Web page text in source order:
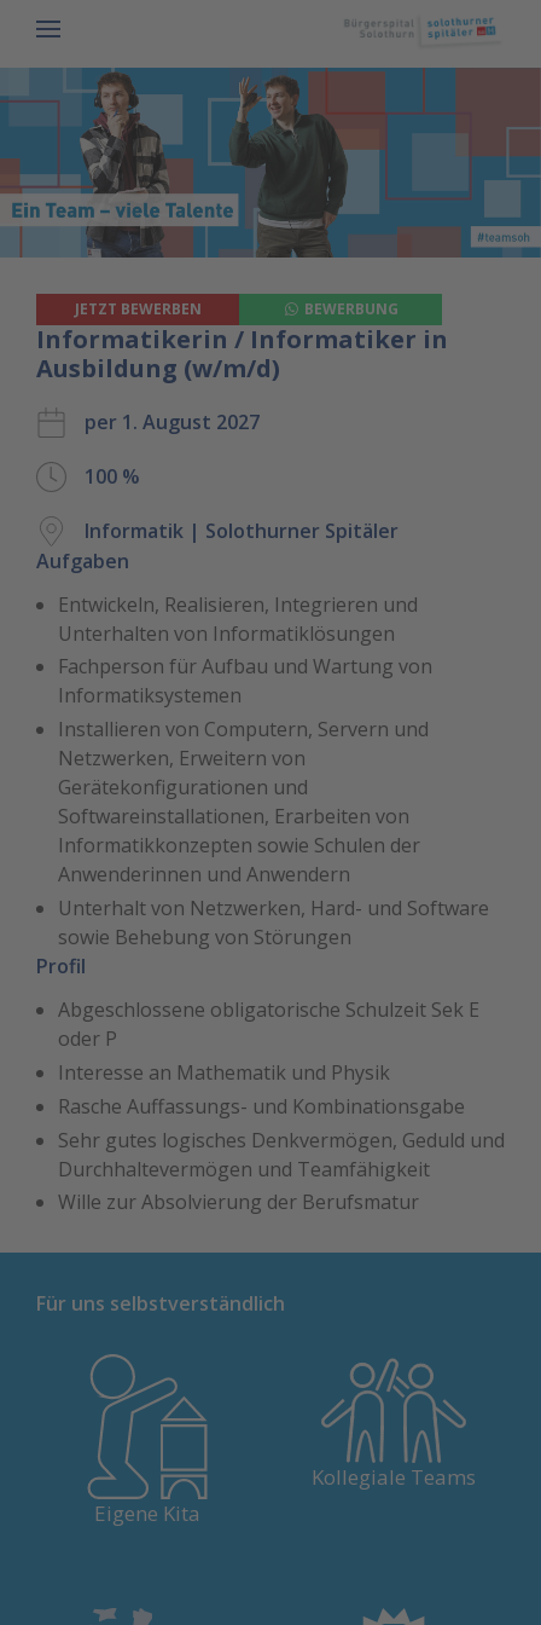
Informatikerin / Informatiker in
Ausbildung (w/m/d)
JETZT BEWERBEN BEWERBUNG
per 1. August 2027
100 %
Informatik | Solothurner Spitäler
Aufgaben
Entwickeln, Realisieren, Integrieren und
Unterhalten von Informatiklösungen
Fachperson für Aufbau und Wartung von
Informatiksystemen
Installieren von Computern, Servern und
Netzwerken, Erweitern von
Gerätekonfigurationen und
Softwareinstallationen, Erarbeiten von
Informatikkonzepten sowie Schulen der
Anwenderinnen und Anwendern
Unterhalt von Netzwerken, Hard- und Software
sowie Behebung von Störungen
Profil
Abgeschlossene obligatorische Schulzeit Sek E
oder P
Interesse an Mathematik und Physik
Rasche Auffassungs- und Kombinationsgabe
Sehr gutes logisches Denkvermögen, Geduld und
Durchhaltevermögen und Teamfähigkeit
Wille zur Absolvierung der Berufsmatur
Für uns selbstverständlich
Eigene Kita
In Solothurn und Olten bieten
wir hauseigene Kitas.
Kollegiale Teams
Unsere Arbeit ist geprägt vom
fairen Miteinander und einem
Austausch auf Augenhöhe.